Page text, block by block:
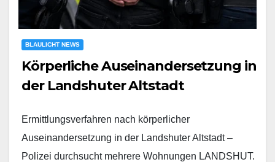
BLAULICHT NEWS
Körperliche Auseinandersetzung in
der Landshuter Altstadt
Ermittlungsverfahren nach körperlicher
Auseinandersetzung in der Landshuter Altstadt –
Polizei durchsucht mehrere Wohnungen LANDSHUT.